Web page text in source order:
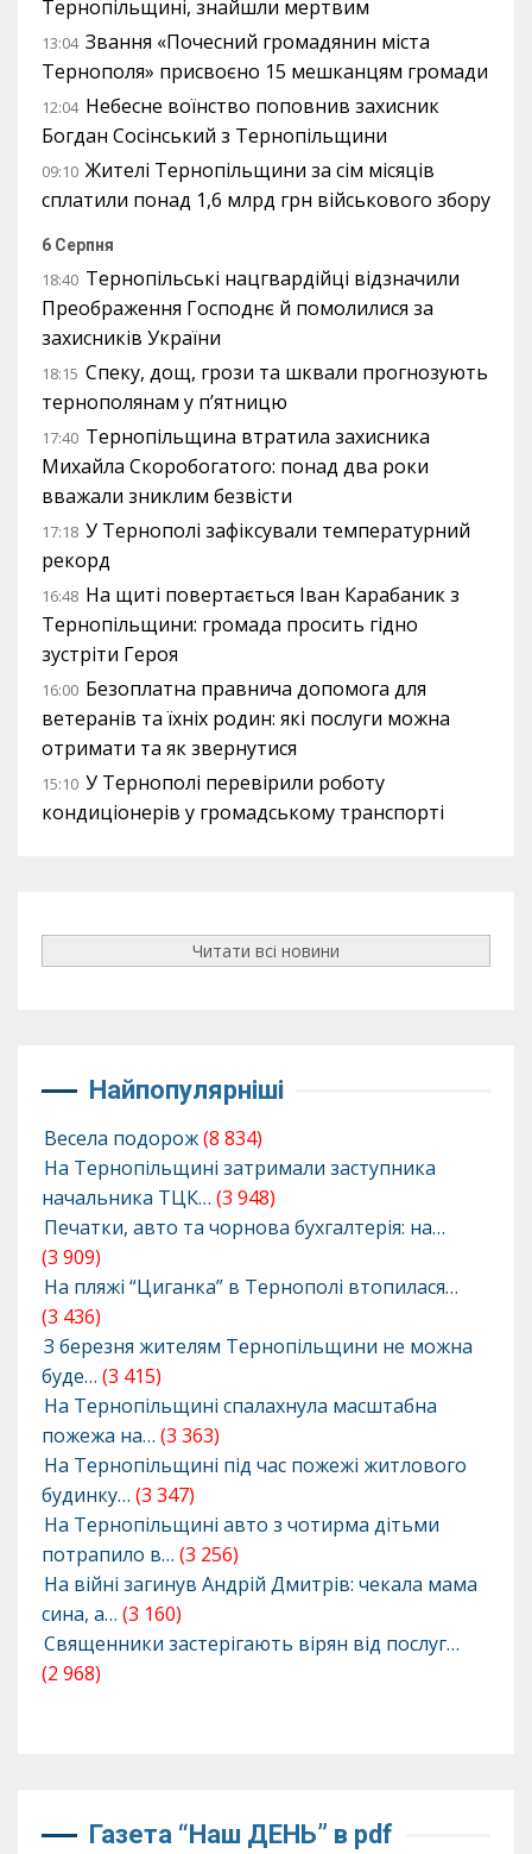
Тернопільщині, знайшли мертвим
13:04 Звання «Почесний громадянин міста
Тернополя» присвоєно 15 мешканцям громади
12:04 Небесне воїнство поповнив захисник
Богдан Сосінський з Тернопільщини
09:10 Жителі Тернопільщини за сім місяців
сплатили понад 1,6 млрд грн військового збору
6 Серпня
18:40 Тернопільські нацгвардійці відзначили
Преображення Господнє й помолилися за
захисників України
18:15 Спеку, дощ, грози та шквали прогнозують
тернополянам у п’ятницю
17:40 Тернопільщина втратила захисника
Михайла Скоробогатого: понад два роки
вважали зниклим безвісти
17:18 У Тернополі зафіксували температурний
рекорд
16:48 На щиті повертається Іван Карабаник з
Тернопільщини: громада просить гідно
зустріти Героя
16:00 Безоплатна правнича допомога для
ветеранів та їхніх родин: які послуги можна
отримати та як звернутися
15:10 У Тернополі перевірили роботу
кондиціонерів у громадському транспорті
Читати всі новини
Найпопулярніші
Весела подорож(8 834)
На Тернопільщині затримали заступника
начальника ТЦК… (3 948)
Печатки, авто та чорнова бухгалтерія: на…
(3 909)
На пляжі “Циганка” в Тернополі втопилася…
(3 436)
З березня жителям Тернопільщини не можна
буде… (3 415)
На Тернопільщині спалахнула масштабна
пожежа на… (3 363)
На Тернопільщині під час пожежі житлового
будинку… (3 347)
На Тернопільщині авто з чотирма дітьми
потрапило в… (3 256)
На війні загинув Андрій Дмитрів: чекала мама
сина, а… (3 160)
Священники застерігають вірян від послуг…
(2 968)
Газета “Наш ДЕНЬ” в pdf